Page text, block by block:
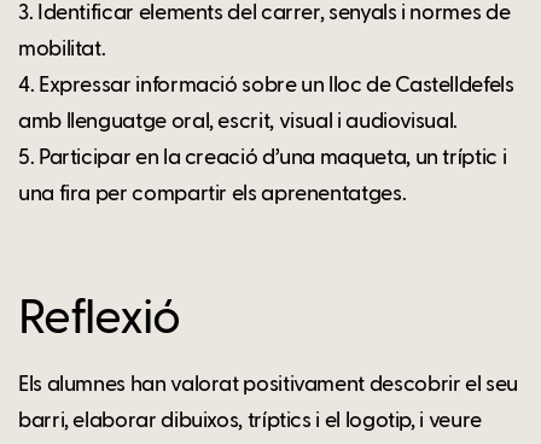
3. Identificar elements del carrer, senyals i normes de
mobilitat.
4. Expressar informació sobre un lloc de Castelldefels
amb llenguatge oral, escrit, visual i audiovisual.
5. Participar en la creació d’una maqueta, un tríptic i
una fira per compartir els aprenentatges.
Reflexió
Els alumnes han valorat positivament descobrir el seu
barri, elaborar dibuixos, tríptics i el logotip, i veure